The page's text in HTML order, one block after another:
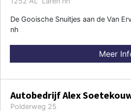
De Gooische Snuitjes aan de Van
nh
Meer
Autobedrijf Alex
Polderweg 25